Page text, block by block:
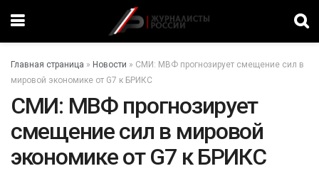
Главная страница » Новости » СМИ: МВФ прогнозирует смещение сил в
мировой экономике от G7 к БРИКС
СМИ: МВФ прогнозирует
смещение сил в мировой
экономике от G7 к БРИКС